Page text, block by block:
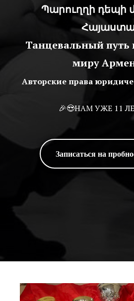
Պարուղղի դեպի
Танцевальный путь
миру
Авторские права
🎉😍НАМ УЖЕ 11
Записаться на